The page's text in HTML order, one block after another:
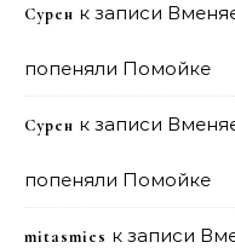
Сурен к записи
попеняли Помойке
Сурен к записи
попеняли Помойке
mitasmies к записи